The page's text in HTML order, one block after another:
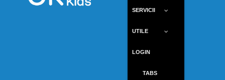
SERVICII
UTILE
LOGIN
TABS